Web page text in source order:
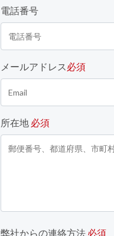
電話番号
メールアドレス 必須
所在地 必須
弊社からの連絡方法 必須